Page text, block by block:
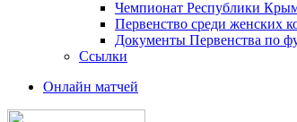
Чемпионат Республики
Первенство среди женских
Документы Первенства по
Ссылки
Онлайн матчей